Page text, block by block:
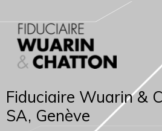
Fiduciaire Wuarin &
SA, Genève